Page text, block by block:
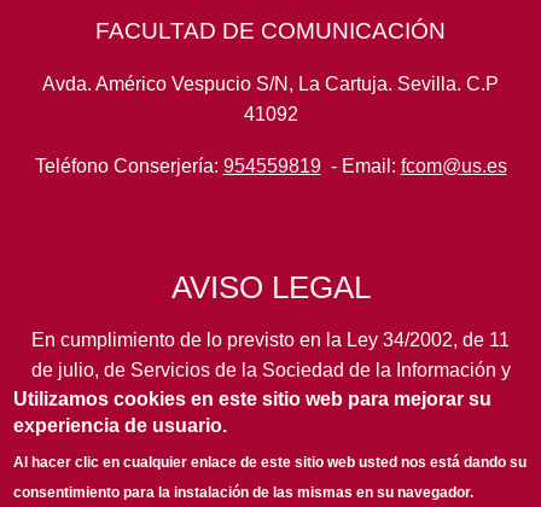
FACULTAD DE COMUNICACIÓN
Avda. Américo Vespucio S/N, La Cartuja. Sevilla. C.P
41092
Teléfono Conserjería: 954559819- Email: fcom@us.es
AVISO LEGAL
En cumplimiento de lo previsto en la Ley 34/2002, de 11
de julio, de Servicios de la Sociedad de la Información y
de Comercio Electrónico, así como en otras normas de
legal aplicación, se pone en conocimiento de los
usuarios de este portal de laUniversidad de Sevillalos
siguientes datos de información general...leer más
Utilizamos cookies en este sitio web para mejorar su
experiencia de usuario.
Al hacer clic en cualquier enlace de este sitio web usted nos está dando su
consentimiento para la instalación de las mismas en su navegador.